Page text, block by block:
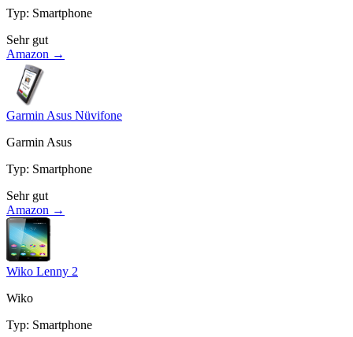
Typ: Smartphone
Sehr gut
Amazon →
Garmin Asus Nüvifone
Garmin Asus
Typ: Smartphone
Sehr gut
Amazon →
Wiko Lenny 2
Wiko
Typ: Smartphone